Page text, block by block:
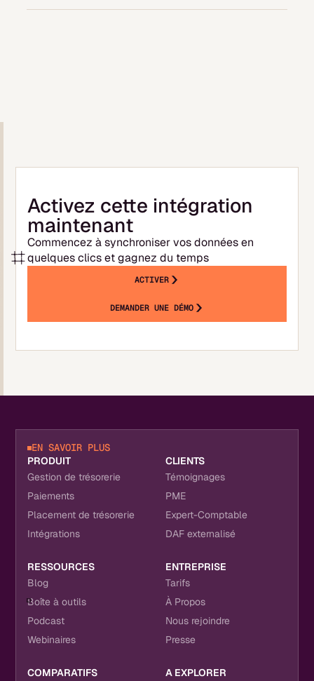
Activez cette intégration
maintenant
Commencez à synchroniser vos données en
quelques clics et gagnez du temps
ACTIVER
DEMANDER UNE DÉMO
EN SAVOIR PLUS
PRODUIT
Gestion de trésorerie
Paiements
Placement de trésorerie
Intégrations
CLIENTS
Témoignages
PME
Expert-Comptable
DAF externalisé
RESSOURCES
Blog
Boîte à outils
Podcast
Webinaires
ENTREPRISE
Tarifs
À Propos
Nous rejoindre
Presse
COMPARATIFS A EXPLORER